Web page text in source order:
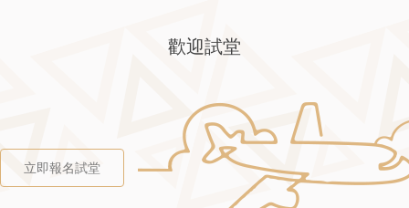
歡迎試堂
立即報名試堂